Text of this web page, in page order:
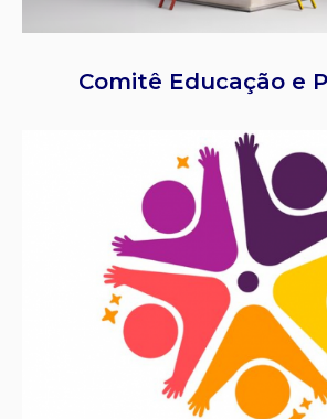
Comitê Educação e